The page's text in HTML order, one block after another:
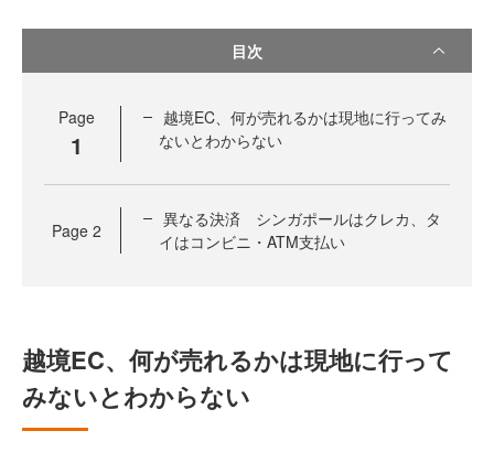
目次
Page
1
越境EC、何が売れるかは現地に行ってみ
ないとわからない
Page 2
異なる決済 シンガポールはクレカ、タ
イはコンビニ・ATM支払い
越境EC、何が売れるかは現地に行って
みないとわからない